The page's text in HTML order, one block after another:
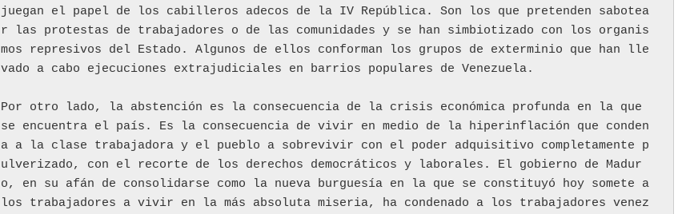
juegan el papel de los cabilleros adecos de la IV República. Son los que pretenden sabotea
r las protestas de trabajadores o de las comunidades y se han simbiotizado con los organis
mos represivos del Estado. Algunos de ellos conforman los grupos de exterminio que han lle
vado a cabo ejecuciones extrajudiciales en barrios populares de Venezuela.
Por otro lado, la abstención es la consecuencia de la crisis económica profunda en la que
se encuentra el país. Es la consecuencia de vivir en medio de la hiperinflación que conden
a a la clase trabajadora y el pueblo a sobrevivir con el poder adquisitivo completamente p
ulverizado, con el recorte de los derechos democráticos y laborales. El gobierno de Madur
o, en su afán de consolidarse como la nueva burguesía en la que se constituyó hoy somete a
los trabajadores a vivir en la más absoluta miseria, ha condenado a los trabajadores venez